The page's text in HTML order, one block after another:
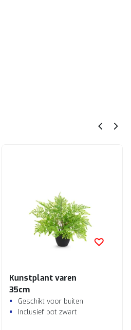
Kunstplant varen
35cm
Geschikt voor buiten
Inclusief pot zwart